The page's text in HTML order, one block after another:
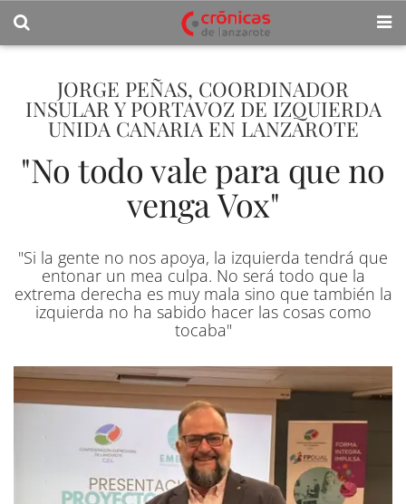
JORGE PEÑAS, COORDINADOR
INSULAR Y PORTAVOZ DE IZQUIERDA
UNIDA CANARIA EN LANZAROTE
"No todo vale para que no
venga Vox"
"Si la gente no nos apoya, la izquierda tendrá que
entonar un mea culpa. No será todo que la
extrema derecha es muy mala sino que también la
izquierda no ha sabido hacer las cosas como
tocaba"